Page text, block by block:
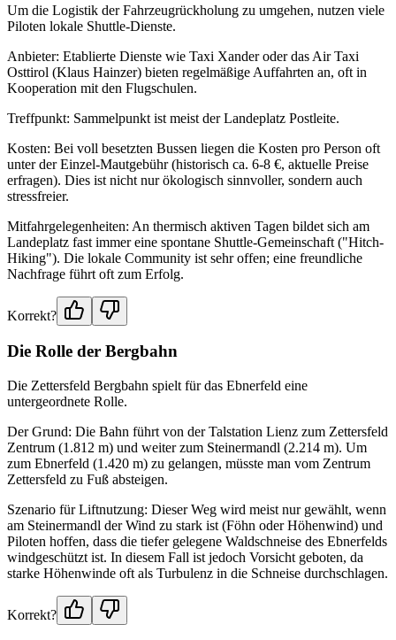
Um die Logistik der Fahrzeugrückholung zu umgehen, nutzen viele
Piloten lokale Shuttle-Dienste.
Anbieter: Etablierte Dienste wie Taxi Xander oder das Air Taxi
Osttirol (Klaus Hainzer) bieten regelmäßige Auffahrten an, oft in
Kooperation mit den Flugschulen.
Treffpunkt: Sammelpunkt ist meist der Landeplatz Postleite.
Kosten: Bei voll besetzten Bussen liegen die Kosten pro Person oft
unter der Einzel-Mautgebühr (historisch ca. 6-8 €, aktuelle Preise
erfragen). Dies ist nicht nur ökologisch sinnvoller, sondern auch
stressfreier.
Mitfahrgelegenheiten: An thermisch aktiven Tagen bildet sich am
Landeplatz fast immer eine spontane Shuttle-Gemeinschaft ("Hitch-
Hiking"). Die lokale Community ist sehr offen; eine freundliche
Nachfrage führt oft zum Erfolg.
Korrekt?
Die Rolle der Bergbahn
Die Zettersfeld Bergbahn spielt für das Ebnerfeld eine
untergeordnete Rolle.
Der Grund: Die Bahn führt von der Talstation Lienz zum Zettersfeld
Zentrum (1.812 m) und weiter zum Steinermandl (2.214 m). Um
zum Ebnerfeld (1.420 m) zu gelangen, müsste man vom Zentrum
Zettersfeld zu Fuß absteigen.
Szenario für Liftnutzung: Dieser Weg wird meist nur gewählt, wenn
am Steinermandl der Wind zu stark ist (Föhn oder Höhenwind) und
Piloten hoffen, dass die tiefer gelegene Waldschneise des Ebnerfelds
windgeschützt ist. In diesem Fall ist jedoch Vorsicht geboten, da
starke Höhenwinde oft als Turbulenz in die Schneise durchschlagen.
Korrekt?